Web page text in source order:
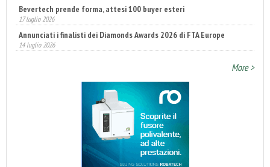
Bevertech prende forma, attesi 100 buyer esteri
17 luglio 2026
Annunciati i finalisti dei Diamonds Awards 2026 di FTA Europe
14 luglio 2026
More >